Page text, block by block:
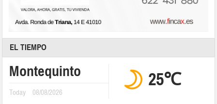
EL TIEMPO
Montequinto
Today 08/08/2026
25℃